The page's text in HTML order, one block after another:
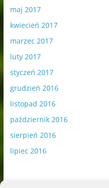
maj 2017
kwiecień 2017
marzec 2017
luty 2017
styczeń 2017
grudzień 2016
listopad 2016
październik 2016
sierpień 2016
lipiec 2016